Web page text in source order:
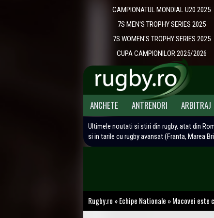
CAMPIONATUL MONDIAL U20 2025
7S MEN'S TROPHY SERIES 2025
7S WOMEN'S TROPHY SERIES 2025
CUPA CAMPIONILOR 2025/2026
ANCHETE ANTRENORI ARBITRAJ
Ultimele noutati si stiri din rugby, atat din
si in tarile cu rugby avansat (Franta, Marea
Rugby.ro »Echipe Nationale »Macovei este